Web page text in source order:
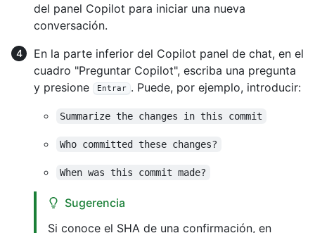
del panel Copilot para iniciar una nueva
conversación.
En la parte inferior del Copilot panel de chat, en el
cuadro "Preguntar Copilot", escriba una pregunta
y presione
Entrar . Puede, por ejemplo, introducir:
Summarize the changes in this commit
Who committed these changes?
When was this commit made?
Sugerencia
Si conoce el SHA de una confirmación, en